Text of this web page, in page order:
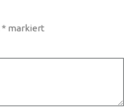
* markiert